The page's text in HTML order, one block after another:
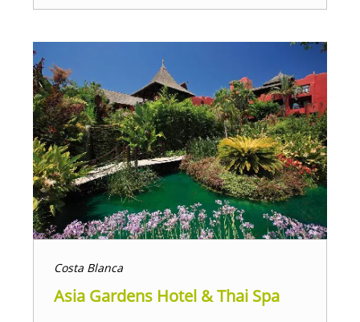
Costa Blanca
Asia Gardens Hotel & Thai Spa